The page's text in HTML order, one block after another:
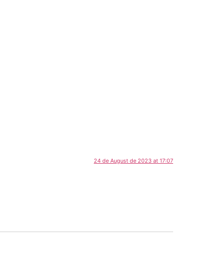
24 de August de 2023 at 17:07